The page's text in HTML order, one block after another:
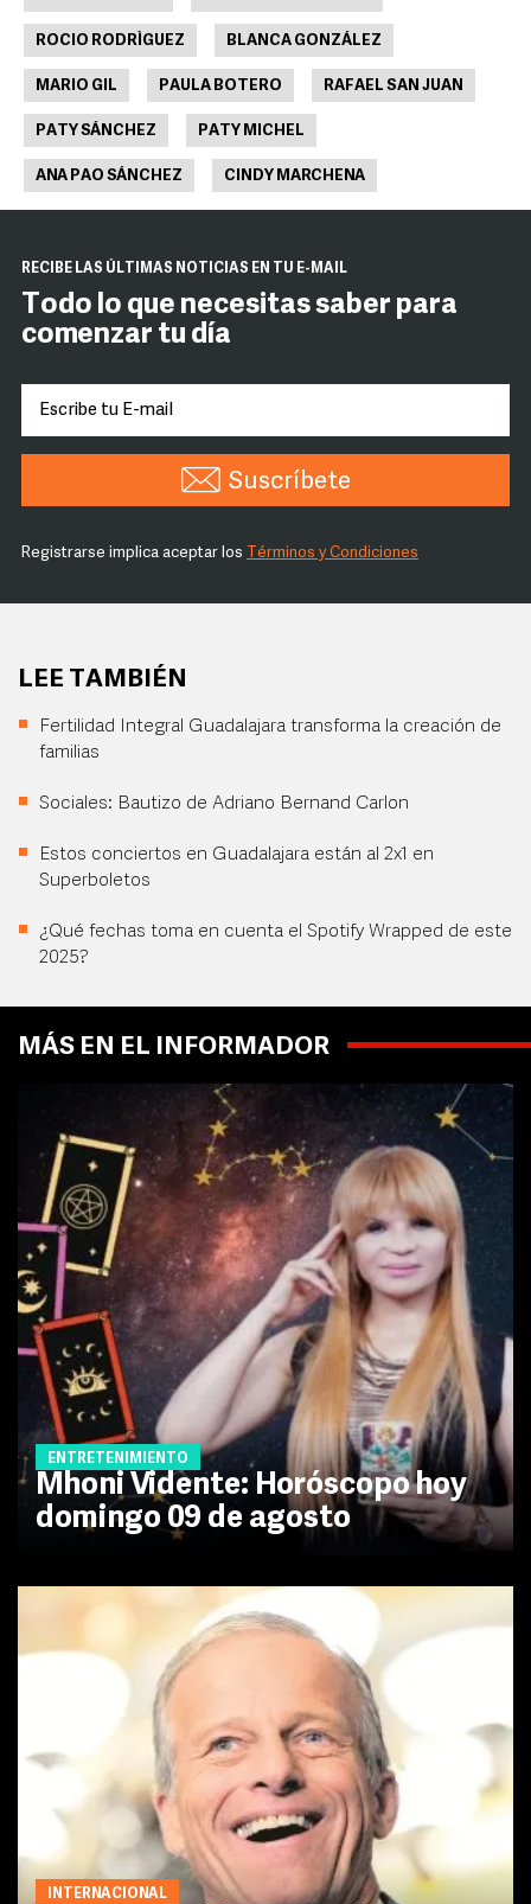
ROCIO RODRÌGUEZ BLANCA GONZÁLEZ
MARIO GIL PAULA BOTERO RAFAEL SAN JUAN
PATY SÁNCHEZ PATY MICHEL
ANA PAO SÁNCHEZ CINDY MARCHENA
RECIBE LAS ÚLTIMAS NOTICIAS EN TU E-MAIL
Todo lo que necesitas saber para
comenzar tu día
Suscríbete
Registrarse implica aceptar los Términos y Condiciones
LEE TAMBIÉN
Fertilidad Integral Guadalajara transforma la creación de
familias
Sociales: Bautizo de Adriano Bernand Carlon
Estos conciertos en Guadalajara están al 2x1 en
Superboletos
¿Qué fechas toma en cuenta el Spotify Wrapped de este
2025?
MÁS EN EL INFORMADOR
ENTRETENIMIENTO
Mhoni Vidente: Horóscopo hoy
domingo 09 de agosto
INTERNACIONAL